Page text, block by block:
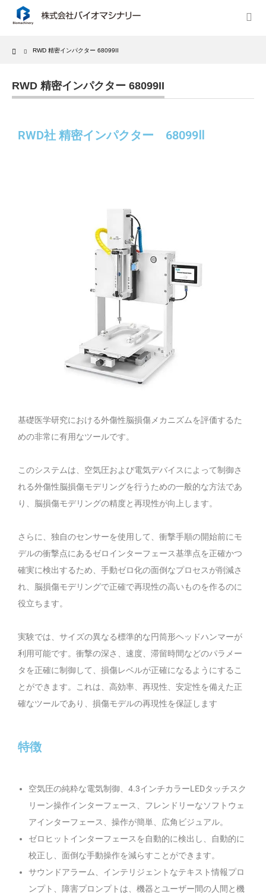
Home RWD 精密インパクター 68099II
RWD 精密インパクター 68099II
RWD社 精密インパクター 68099Ⅱ
基礎医学研究における外傷性脳損傷メカニズムを評価するた
めの非常に有用なツールです。
このシステムは、空気圧および電気デバイスによって制御さ
れる外傷性脳損傷モデリングを行うための一般的な方法であ
り、脳損傷モデリングの精度と再現性が向上します。
さらに、独自のセンサーを使用して、衝撃手順の開始前にモ
デルの衝撃点にあるゼロインターフェース基準点を正確かつ
確実に検出するため、手動ゼロ化の面倒なプロセスが削減さ
れ、脳損傷モデリングで正確で再現性の高いものを作るのに
役立ちます。
実験では、サイズの異なる標準的な円筒形ヘッドハンマーが
利用可能です。衝撃の深さ、速度、滞留時間などのパラメー
タを正確に制御して、損傷レベルが正確になるようにするこ
とができます。これは、高効率、再現性、安定性を備えた正
確なツールであり、損傷モデルの再現性を保証します
特徴
空気圧の純粋な電気制御、4.3インチカラーLEDタッチスク
リーン操作インターフェース、フレンドリーなソフトウェ
アインターフェース、操作が簡単、広角ビジュアル。
ゼロヒットインターフェースを自動的に検出し、自動的に
校正し、面倒な手動操作を減らすことができます。
サウンドアラーム、インテリジェントなテキスト情報プロ
ンプト、障害プロンプトは、機器とユーザー間の人間と機